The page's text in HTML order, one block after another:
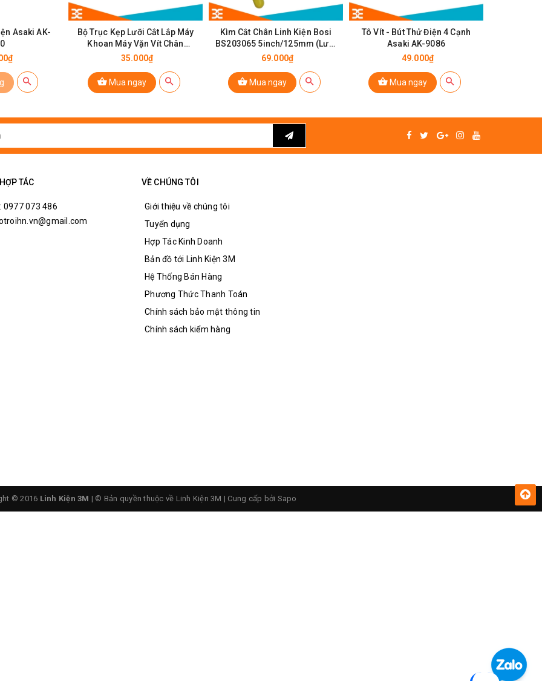
Asaki AK-
Bộ Trục Kẹp Lưỡi Cắt Lắp Máy
Khoan Máy Vặn Vít Chân
10mm
35.000₫
Mua ngay
Kìm Cắt Chân Linh Kiện Bosi
BS203065 5inch/125mm (Lưỡi
Mỏng)
69.000₫
Mua ngay
Tô Vít - Bút Thử Điện 4 Cạnh
Asaki AK-9086
49.000₫
Mua ngay
TÁC
0977 073 486
VỀ CHÚNG TÔI
Giới thiệu về chúng tôi
Tuyển dụng
Hợp Tác Kinh Doanh
Bản đồ tới Linh Kiện 3M
Hệ Thống Bán Hàng
Phương Thức Thanh Toán
Chính sách bảo mật thông tin
Chính sách kiểm hàng
© 2016 Linh Kiện 3M | © Bản quyền thuộc về Linh Kiện 3M | Cung cấp bởi Sapo